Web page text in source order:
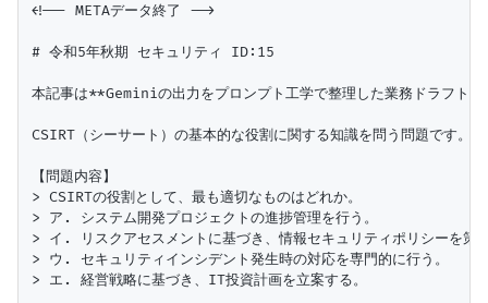
<!-- METAデータ終了 -->
# 令和5年秋期 セキュリティ ID:15
本記事は**Geminiの出力をプロンプト工学で整理した業務ドラフト
CSIRT（シーサート）の基本的な役割に関する知識を問う問題です。
【問題内容】
> CSIRTの役割として、最も適切なものはどれか。
> ア. システム開発プロジェクトの進捗管理を行う。
> イ. リスクアセスメントに基づき、情報セキュリティポリシーを策
> ウ. セキュリティインシデント発生時の対応を専門的に行う。
> エ. 経営戦略に基づき、IT投資計画を立案する。